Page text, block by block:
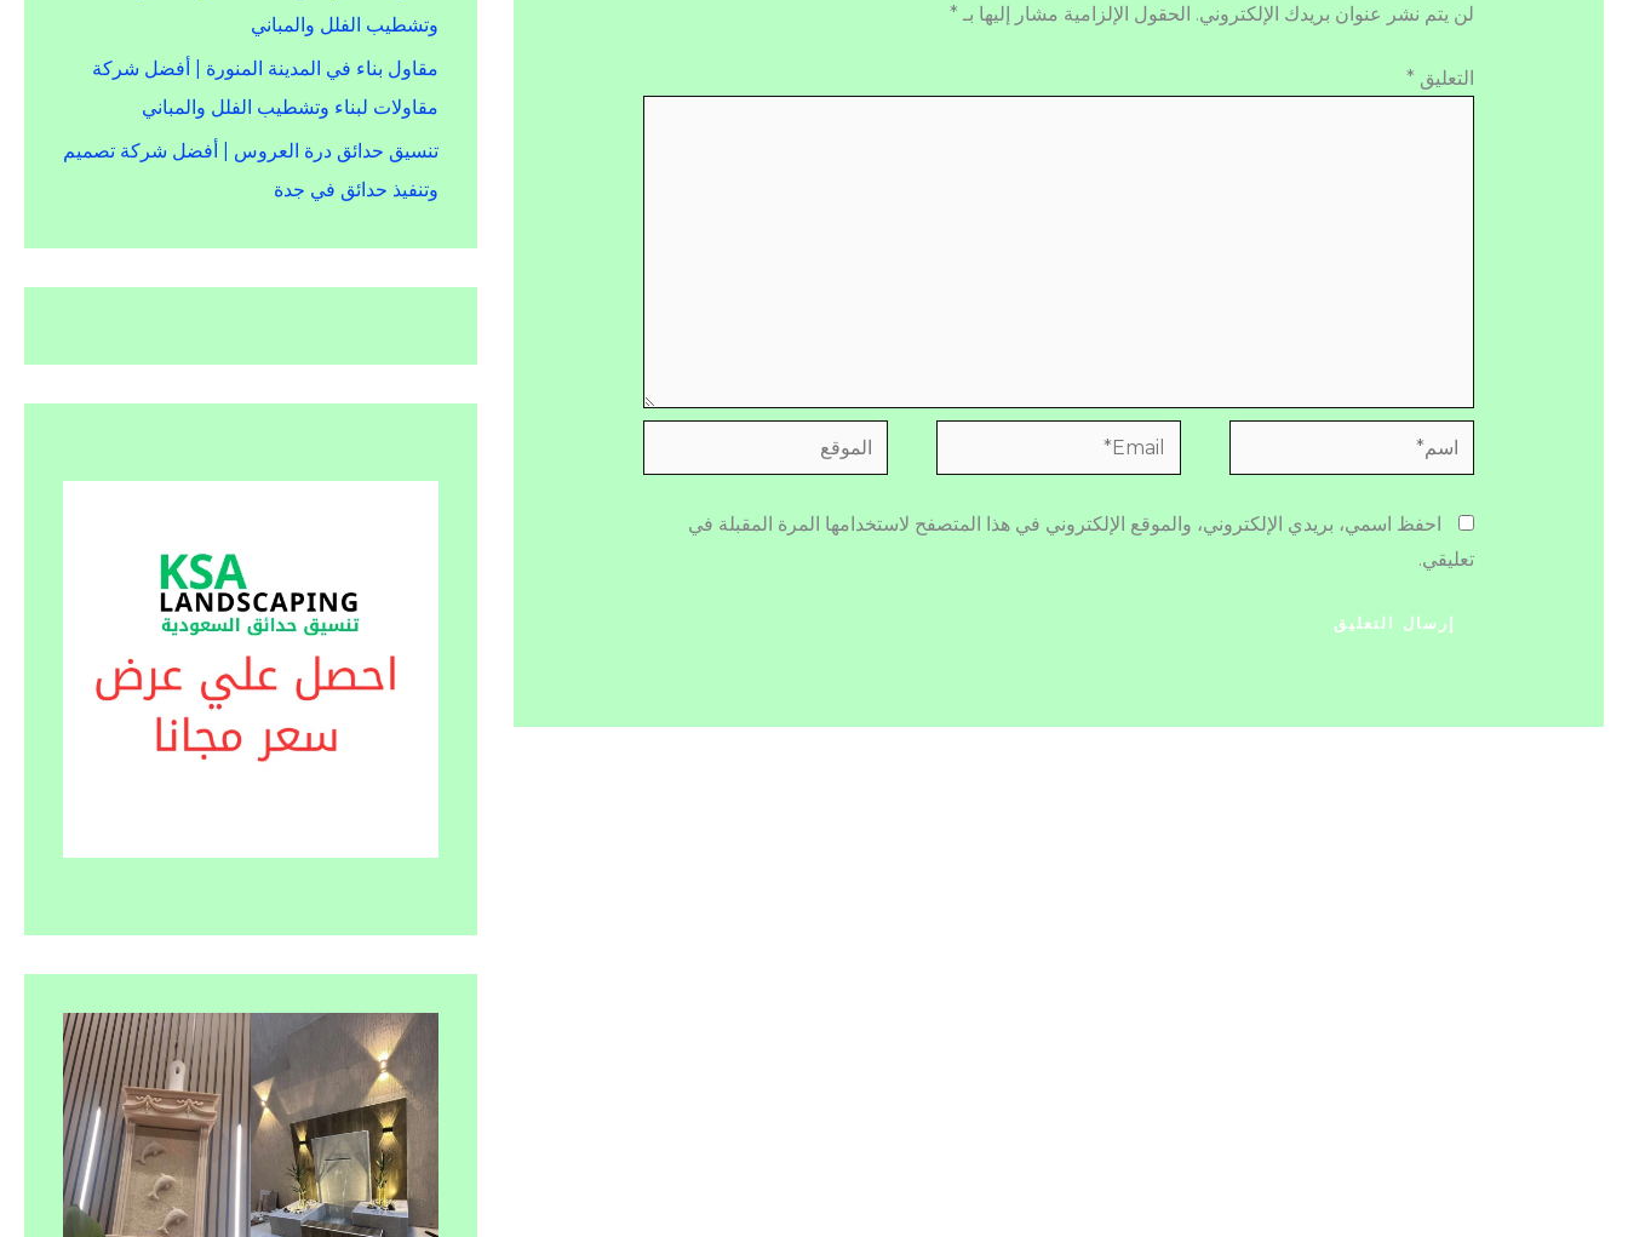
لن يتم نشر عنوان بريدك الإلكتروني. الحقول الإلزامية مشار إليها بـ *
التعليق *
اسم* Email* الموقع
احفظ اسمي، بريدي الإلكتروني، والموقع الإلكتروني في هذا المتصفح لاستخدامها المرة المقبلة في
تعليقي.
وتشطيب الفلل والمباني
مقاول بناء في المدينة المنورة | أفضل شركة
مقاولات لبناء وتشطيب الفلل والمباني
تنسيق حدائق درة العروس | أفضل شركة تصميم
وتنفيذ حدائق في جدة